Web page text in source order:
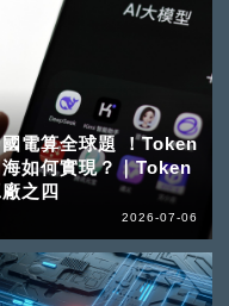
電算全球題 ！Token
如何實現？｜Token
之四
2026-07-06